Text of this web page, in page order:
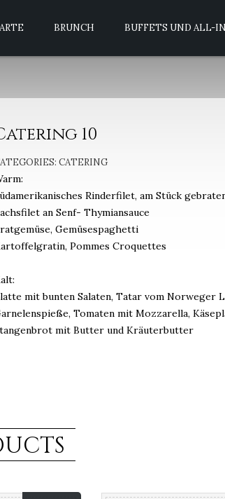
BRUNCH BUFFETS UND ALL-
10
CATERING
Rinderfilet, am Stück
an Senf- Thymiansauce
Gemüsespaghetti
Pommes Croquettes
mit bunten Salaten, Tatar vom Norweger
Tomaten mit Mozzarella,
mit Butter und Kräuterbutter